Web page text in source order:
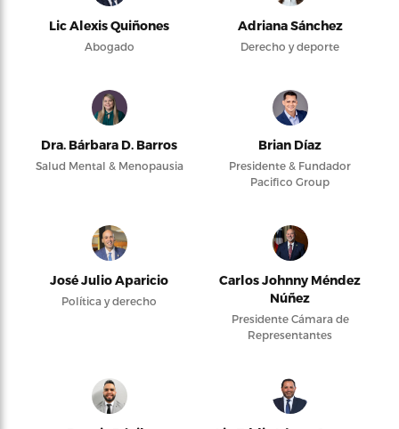
Lic Alexis Quiñones
Abogado
Adriana Sánchez
Derecho y deporte
Dra. Bárbara D. Barros
Salud Mental & Menopausia
Brian Díaz
Presidente & Fundador
Pacifico Group
José Julio Aparicio
Política y derecho
Carlos Johnny Méndez
Núñez
Presidente Cámara de
Representantes